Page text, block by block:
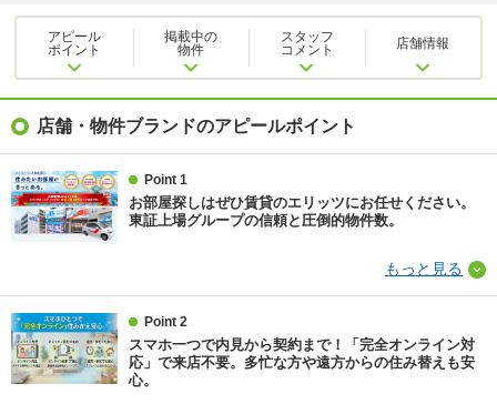
アピール
ポイント
掲載中の
物件
スタッフ
コメント
店舗情報
店舗・物件ブランドのアピールポイント
Point 1
お部屋探しはぜひ賃貸のエリッツにお任せください。
東証上場グループの信頼と圧倒的物件数。
もっと見る
Point 2
スマホ一つで内見から契約まで！「完全オンライン対
応」で来店不要。多忙な方や遠方からの住み替えも安
心。